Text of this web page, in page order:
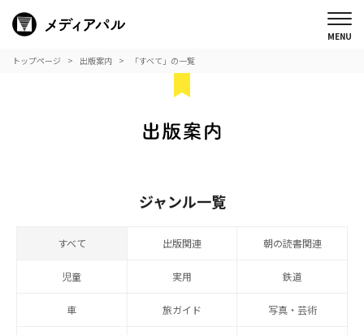
トップページ 出版案内 「すべて」の一覧
ジャンル一覧
すべて 出版関連 朝の読書関連
児童 実用 鉄道
車 旅ガイド 写真・芸術